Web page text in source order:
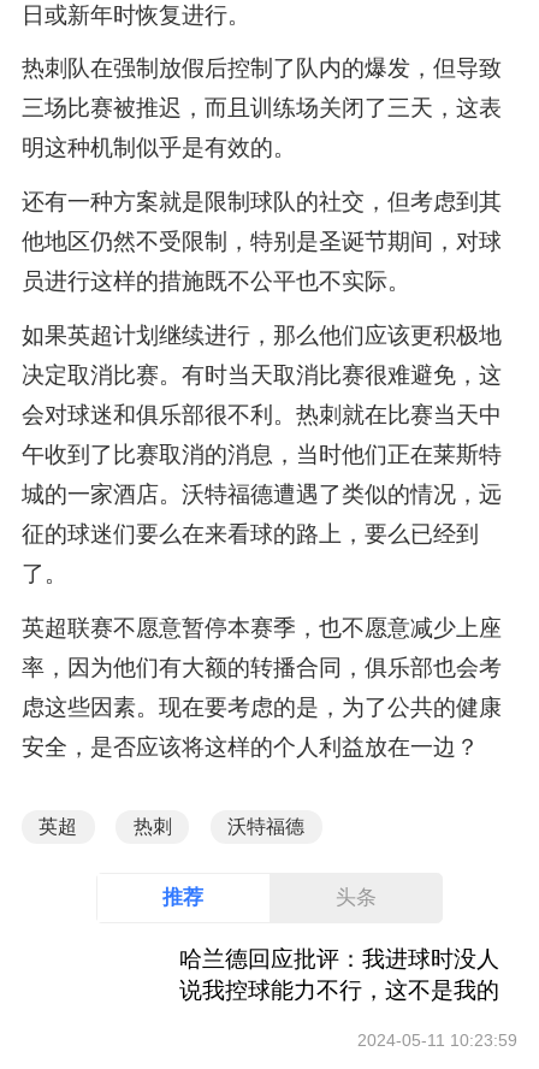
日或新年时恢复进行。
热刺队在强制放假后控制了队内的爆发，但导致
三场比赛被推迟，而且训练场关闭了三天，这表
明这种机制似乎是有效的。
还有一种方案就是限制球队的社交，但考虑到其
他地区仍然不受限制，特别是圣诞节期间，对球
员进行这样的措施既不公平也不实际。
如果英超计划继续进行，那么他们应该更积极地
决定取消比赛。有时当天取消比赛很难避免，这
会对球迷和俱乐部很不利。热刺就在比赛当天中
午收到了比赛取消的消息，当时他们正在莱斯特
城的一家酒店。沃特福德遭遇了类似的情况，远
征的球迷们要么在来看球的路上，要么已经到
了。
英超联赛不愿意暂停本赛季，也不愿意减少上座
率，因为他们有大额的转播合同，俱乐部也会考
虑这些因素。现在要考虑的是，为了公共的健康
安全，是否应该将这样的个人利益放在一边？
英超 热刺 沃特福德
推荐 头条
哈兰德回应批评：我进球时没人
说我控球能力不行，这不是我的
2024-05-11 10:23:59